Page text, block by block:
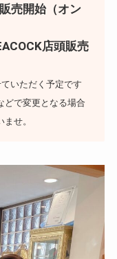
売開始（オン
店頭販売
いただく予定です
どで変更となる場合
せ。